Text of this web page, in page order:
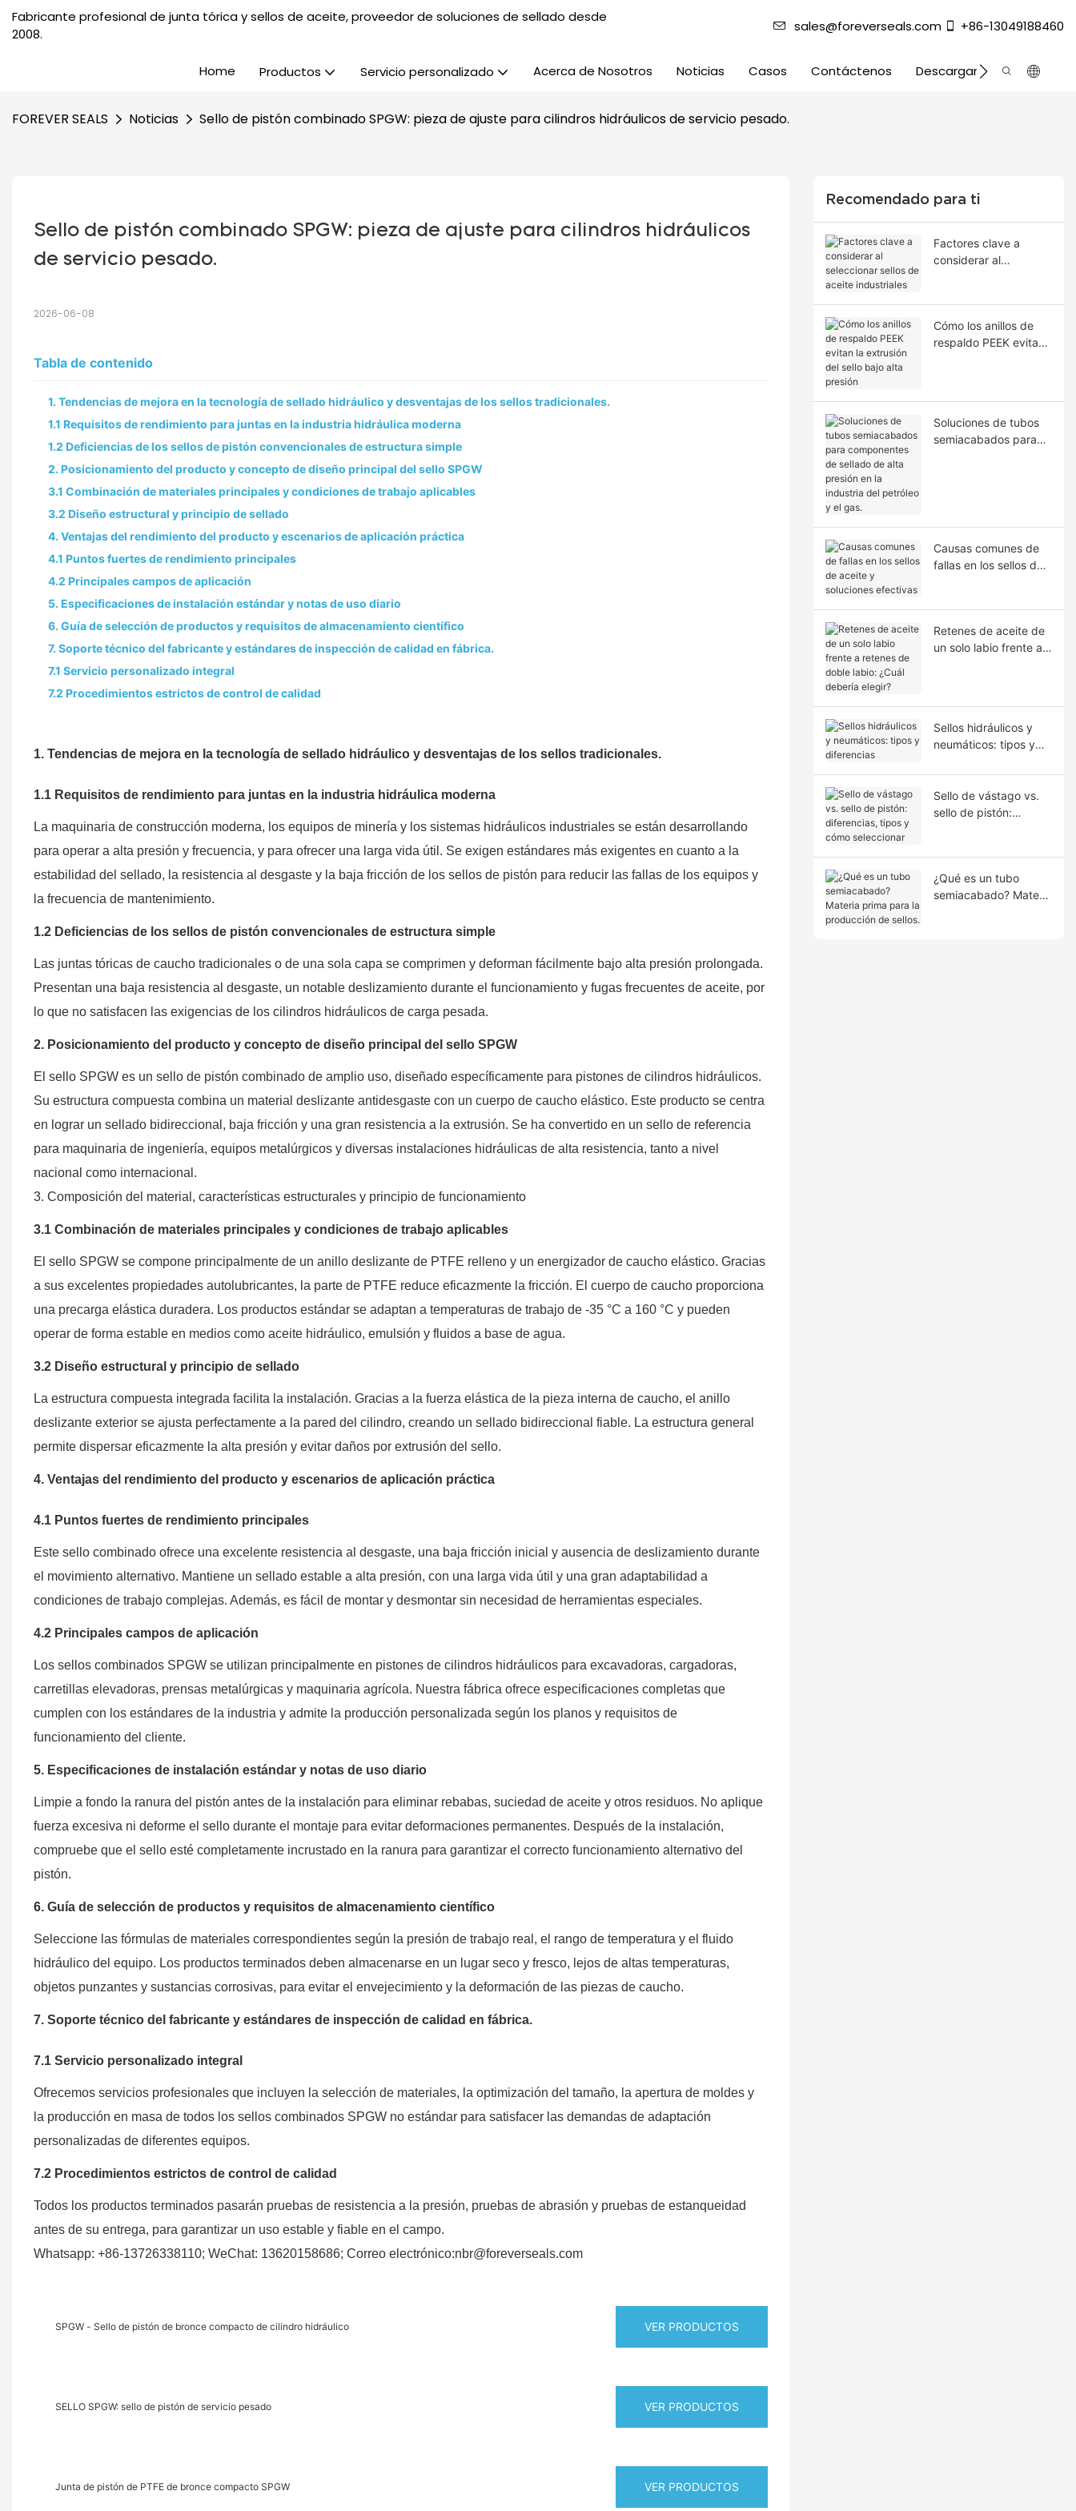
Fabricante profesional de junta tórica y sellos de aceite, proveedor de soluciones de sellado desde
2008.
sales@foreverseals.com +86-13049188460
Home Productos Servicio personalizado Acerca de Nosotros Noticias Casos Contáctenos Descargar
FOREVER SEALS Noticias Sello de pistón combinado SPGW: pieza de ajuste para cilindros hidráulicos de servicio pesado.
Sello de pistón combinado SPGW: pieza de ajuste para cilindros hidráulicos
de servicio pesado.
2026-06-08
Tabla de contenido
1. Tendencias de mejora en la tecnología de sellado hidráulico y desventajas de los sellos tradicionales.
1.1 Requisitos de rendimiento para juntas en la industria hidráulica moderna
1.2 Deficiencias de los sellos de pistón convencionales de estructura simple
2. Posicionamiento del producto y concepto de diseño principal del sello SPGW
3.1 Combinación de materiales principales y condiciones de trabajo aplicables
3.2 Diseño estructural y principio de sellado
4. Ventajas del rendimiento del producto y escenarios de aplicación práctica
4.1 Puntos fuertes de rendimiento principales
4.2 Principales campos de aplicación
5. Especificaciones de instalación estándar y notas de uso diario
6. Guía de selección de productos y requisitos de almacenamiento científico
7. Soporte técnico del fabricante y estándares de inspección de calidad en fábrica.
7.1 Servicio personalizado integral
7.2 Procedimientos estrictos de control de calidad
1. Tendencias de mejora en la tecnología de sellado hidráulico y desventajas de los sellos tradicionales.
1.1 Requisitos de rendimiento para juntas en la industria hidráulica moderna
La maquinaria de construcción moderna, los equipos de minería y los sistemas hidráulicos industriales se están desarrollando
para operar a alta presión y frecuencia, y para ofrecer una larga vida útil. Se exigen estándares más exigentes en cuanto a la
estabilidad del sellado, la resistencia al desgaste y la baja fricción de los sellos de pistón para reducir las fallas de los equipos y
la frecuencia de mantenimiento.
1.2 Deficiencias de los sellos de pistón convencionales de estructura simple
Las juntas tóricas de caucho tradicionales o de una sola capa se comprimen y deforman fácilmente bajo alta presión prolongada.
Presentan una baja resistencia al desgaste, un notable deslizamiento durante el funcionamiento y fugas frecuentes de aceite, por
lo que no satisfacen las exigencias de los cilindros hidráulicos de carga pesada.
2. Posicionamiento del producto y concepto de diseño principal del sello SPGW
El sello SPGW es un sello de pistón combinado de amplio uso, diseñado específicamente para pistones de cilindros hidráulicos.
Su estructura compuesta combina un material deslizante antidesgaste con un cuerpo de caucho elástico. Este producto se centra
en lograr un sellado bidireccional, baja fricción y una gran resistencia a la extrusión. Se ha convertido en un sello de referencia
para maquinaria de ingeniería, equipos metalúrgicos y diversas instalaciones hidráulicas de alta resistencia, tanto a nivel
nacional como internacional.
3. Composición del material, características estructurales y principio de funcionamiento
3.1 Combinación de materiales principales y condiciones de trabajo aplicables
El sello SPGW se compone principalmente de un anillo deslizante de PTFE relleno y un energizador de caucho elástico. Gracias
a sus excelentes propiedades autolubricantes, la parte de PTFE reduce eficazmente la fricción. El cuerpo de caucho proporciona
una precarga elástica duradera. Los productos estándar se adaptan a temperaturas de trabajo de -35 °C a 160 °C y pueden
operar de forma estable en medios como aceite hidráulico, emulsión y fluidos a base de agua.
3.2 Diseño estructural y principio de sellado
La estructura compuesta integrada facilita la instalación. Gracias a la fuerza elástica de la pieza interna de caucho, el anillo
deslizante exterior se ajusta perfectamente a la pared del cilindro, creando un sellado bidireccional fiable. La estructura general
permite dispersar eficazmente la alta presión y evitar daños por extrusión del sello.
4. Ventajas del rendimiento del producto y escenarios de aplicación práctica
4.1 Puntos fuertes de rendimiento principales
Este sello combinado ofrece una excelente resistencia al desgaste, una baja fricción inicial y ausencia de deslizamiento durante
el movimiento alternativo. Mantiene un sellado estable a alta presión, con una larga vida útil y una gran adaptabilidad a
condiciones de trabajo complejas. Además, es fácil de montar y desmontar sin necesidad de herramientas especiales.
4.2 Principales campos de aplicación
Los sellos combinados SPGW se utilizan principalmente en pistones de cilindros hidráulicos para excavadoras, cargadoras,
carretillas elevadoras, prensas metalúrgicas y maquinaria agrícola. Nuestra fábrica ofrece especificaciones completas que
cumplen con los estándares de la industria y admite la producción personalizada según los planos y requisitos de
funcionamiento del cliente.
5. Especificaciones de instalación estándar y notas de uso diario
Limpie a fondo la ranura del pistón antes de la instalación para eliminar rebabas, suciedad de aceite y otros residuos. No aplique
fuerza excesiva ni deforme el sello durante el montaje para evitar deformaciones permanentes. Después de la instalación,
compruebe que el sello esté completamente incrustado en la ranura para garantizar el correcto funcionamiento alternativo del
pistón.
6. Guía de selección de productos y requisitos de almacenamiento científico
Seleccione las fórmulas de materiales correspondientes según la presión de trabajo real, el rango de temperatura y el fluido
hidráulico del equipo. Los productos terminados deben almacenarse en un lugar seco y fresco, lejos de altas temperaturas,
objetos punzantes y sustancias corrosivas, para evitar el envejecimiento y la deformación de las piezas de caucho.
7. Soporte técnico del fabricante y estándares de inspección de calidad en fábrica.
7.1 Servicio personalizado integral
Ofrecemos servicios profesionales que incluyen la selección de materiales, la optimización del tamaño, la apertura de moldes y
la producción en masa de todos los sellos combinados SPGW no estándar para satisfacer las demandas de adaptación
personalizadas de diferentes equipos.
7.2 Procedimientos estrictos de control de calidad
Todos los productos terminados pasarán pruebas de resistencia a la presión, pruebas de abrasión y pruebas de estanqueidad
antes de su entrega, para garantizar un uso estable y fiable en el campo.
Whatsapp: +86-13726338110; WeChat: 13620158686; Correo electrónico:nbr@foreverseals.com
SPGW - Sello de pistón de bronce compacto de cilindro hidráulico VER PRODUCTOS
SELLO SPGW: sello de pistón de servicio pesado VER PRODUCTOS
Junta de pistón de PTFE de bronce compacto SPGW VER PRODUCTOS
Recomendado para ti
Factores clave a
considerar al
Cómo los anillos de
respaldo PEEK evitan
Soluciones de tubos
semiacabados para
Causas comunes de
fallas en los sellos de
Retenes de aceite de
un solo labio frente a
Sellos hidráulicos y
neumáticos: tipos y
Sello de vástago vs.
sello de pistón:
¿Qué es un tubo
semiacabado? Materia